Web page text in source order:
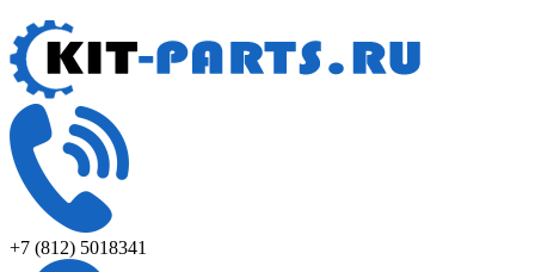
+7 (812) 5018341